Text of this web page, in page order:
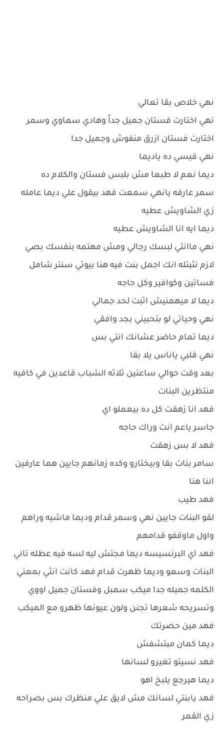
نهي خلاص بقا تعالي
نهي اختارت فستان جميل جداً وهادي سماوي وسمر
اختارت فستان ازرق منفوش وجميل جدا
نهي قيسي ده ياديما
ديما نعم لا طبعا مش بلبس فستان والكلام ده
سمر عارفه يانهي سمعت فهد بيقول علي ديما عامله
زي الشاويش عطيه
ديما ايه انا الشاويش عطيه
نهي ماانتي لبسك رجالي ومش مهتمه بنفسك بصي
لازم نثبتله انك اجمل بنت فيه هنا بيوتي سنتر شامل
فساتين وكوافير وكل حاجه
ديما لا ميهمنيش اثبت لحد جمالي
نهي وحياتي لو بتحبيني بجد وافقي
ديما تمام حاضر عشانك انتي بس
نهي قلبي ياناس يلا بقا
بعد وقت حوالي ساعتين ثلاثه الشباب قاعدين في كافيه
منتظرين البنات
فهد انا زهقت كل ده بيعملو اي
جاسر ياعم انت وراك حاجه
فهد لا بس زهقت
سامر بنات بقا وبيختارو وكده زمانهم جايين هما عارفين
اننا هنا
فهد طيب
لقو البنات جايين نهي وسمر قدام وديما ماشيه وراهم
واول ماوقفو قدامهم
فهد اي البرنسيسه ديما مجتش ليه لسه فيه عطله تاني
البنات وسعو وديما ظهرت قدام فهد كانت انثي بمعني
الكلمه جميله جدا ميكب سمبل وفستان جميل اووي
وتسريحه شعرها تجنن ولون عيونها ظهرو مع الميكب
فهد مين حضرتك
ديما كمان مبتشفش
فهد نسيتو تغيرو لسانها
ديما هيرجع يلبخ اهو
فهد يابنتي لسانك مش لايق علي منظرك بس بصراحه
زي القمر